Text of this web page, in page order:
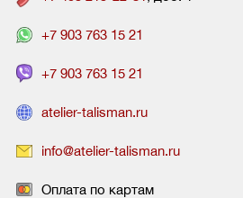
+7 903 763 15 21
+7 903 763 15 21
atelier-talisman.ru
info@atelier-talisman.ru
Оплата по картам